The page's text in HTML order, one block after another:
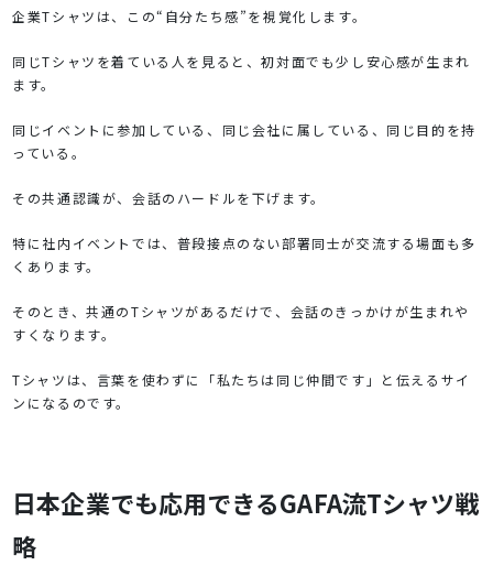
企業Tシャツは、この“自分たち感”を視覚化します。
同じTシャツを着ている人を見ると、初対面でも少し安心感が生まれ
ます。
同じイベントに参加している、同じ会社に属している、同じ目的を持
っている。
その共通認識が、会話のハードルを下げます。
特に社内イベントでは、普段接点のない部署同士が交流する場面も多
くあります。
そのとき、共通のTシャツがあるだけで、会話のきっかけが生まれや
すくなります。
Tシャツは、言葉を使わずに「私たちは同じ仲間です」と伝えるサイ
ンになるのです。
日本企業でも応用できるGAFA流Tシャツ戦
略